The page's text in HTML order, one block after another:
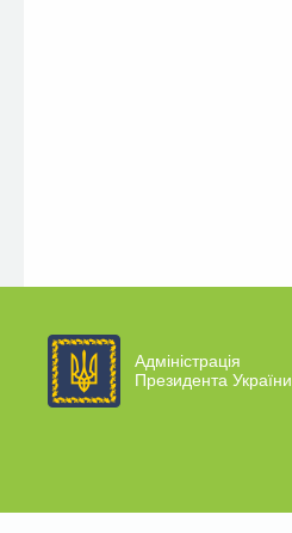
Адміністрація
Президента України